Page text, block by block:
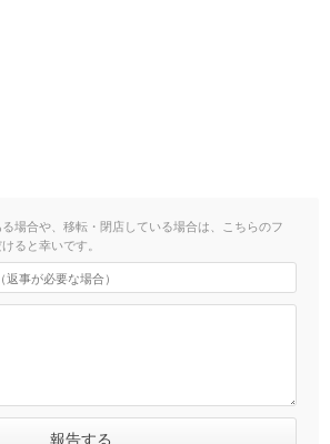
場合や、移転・閉店している場合は、こちらのフ
ると幸いです。